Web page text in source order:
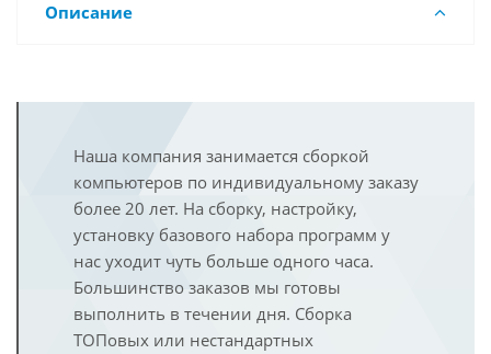
Описание
Наша компания занимается сборкой
компьютеров по индивидуальному заказу
более 20 лет. На сборку, настройку,
установку базового набора программ у
нас уходит чуть больше одного часа.
Большинство заказов мы готовы
выполнить в течении дня. Сборка
ТОПовых или нестандартных